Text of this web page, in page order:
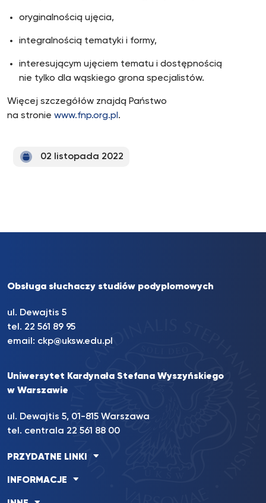
oryginalnością ujęcia,
integralnością tematyki i formy,
interesującym ujęciem tematu i dostępnością
nie tylko dla wąskiego grona specjalistów.
Więcej szczegółów znajdą Państwo
na stronie www.fnp.org.pl .
02 listopada 2022
Obsługa słuchaczy studiów podyplomowych
ul. Dewajtis 5
tel. 22 561 89 95
email: ckp@uksw.edu.pl
Uniwersytet Kardynała Stefana Wyszyńskiego
w Warszawie
ul. Dewajtis 5, 01-815 Warszawa
tel. centrala 22 561 88 00
PRZYDATNE LINKI
INFORMACJE